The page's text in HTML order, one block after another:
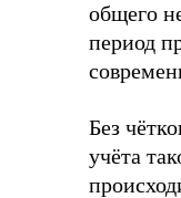
общего
период
Без
учёта